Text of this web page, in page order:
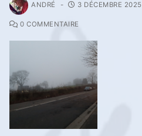
ANDRÉ - 3 DÉCEMBRE 2025
0 COMMENTAIRE